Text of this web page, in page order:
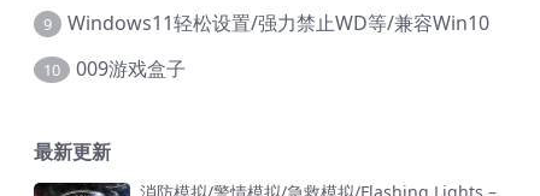
9 Windows11轻松设置/强力禁止WD等/兼容Win10
10 009游戏盒子
最新更新
消防模拟/警情模拟/急救模拟/Flashing Lights –